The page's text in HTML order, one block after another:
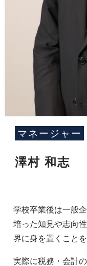
マネージャー
澤村 和志
学校卒業後は一般
培った知見や志向
界に身を置くこと
実際に税務・会計